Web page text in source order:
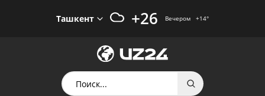
Ташкент +26 Вечером +14°